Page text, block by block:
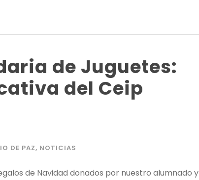
de Juguetes:
del Ceip
DE PAZ, NOTICIAS
de Navidad donados por nuestro alumnado y